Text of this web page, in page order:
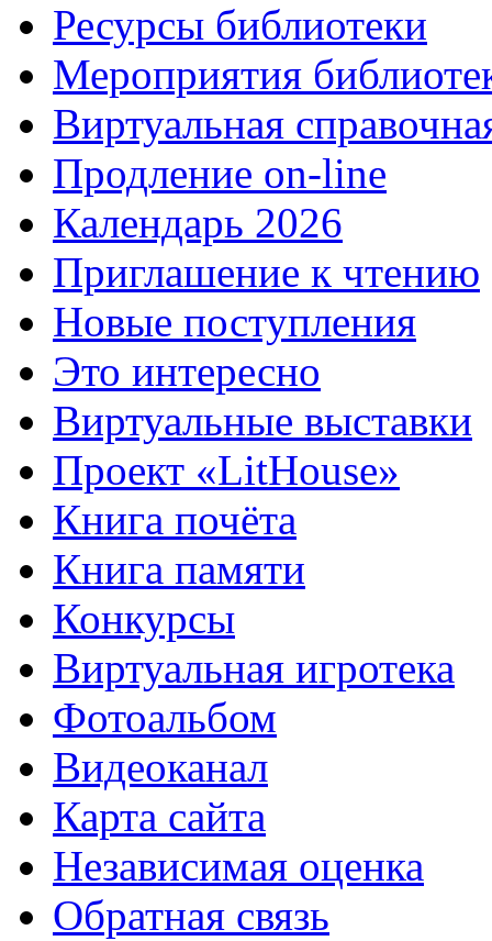
Ресурсы библиотеки
Мероприятия
Виртуальная
Продление on-line
Календарь 2026
Приглашение к чтению
Новые поступления
Это интересно
Виртуальные выставки
Проект «LitHouse»
Книга почёта
Книга памяти
Конкурсы
Виртуальная игротека
Фотоальбом
Видеоканал
Карта сайта
Независимая оценка
Обратная связь